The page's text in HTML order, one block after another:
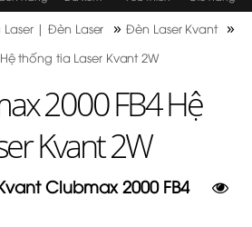
Laser | Đèn Laser »Đèn Laser Kvant »
thống tia Laser Kvant 2W
2000 FB4 Hệ
Kvant 2W
Clubmax 2000 FB4